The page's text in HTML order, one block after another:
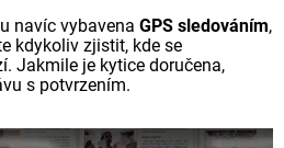
navíc vybavena GPS sledováním,
kdykoliv zjistit, kde se
Jakmile je kytice doručena,
s potvrzením.